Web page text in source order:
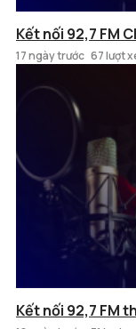
Kết nối 92,7 FM
17 ngày trước 67 lượt
Kết nối 92,7 FM